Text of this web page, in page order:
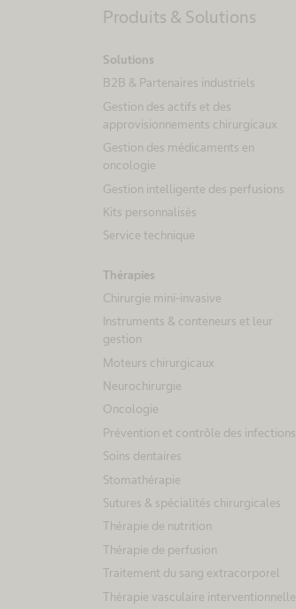
Produits & Solutions
Solutions
B2B & Partenaires industriels
Gestion des actifs et des
approvisionnements chirurgicaux
Gestion des médicaments en
oncologie
Gestion intelligente des perfusions
Kits personnalisés
Service technique
Thérapies
Chirurgie mini-invasive
Instruments & conteneurs et leur
gestion
Moteurs chirurgicaux
Neurochirurgie
Oncologie
Prévention et contrôle des infections
Soins dentaires
Stomathérapie
Sutures & spécialités chirurgicales
Thérapie de nutrition
Thérapie de perfusion
Traitement du sang extracorporel
Thérapie vasculaire interventionnelle